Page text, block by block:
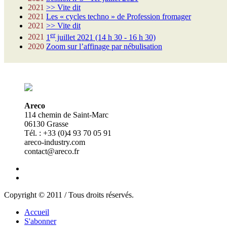
2021 >> Vite dit
2021 Les « cycles techno » de Profession fromager
2021 >> Vite dit
2021 1 erjuillet 2021 (14 h 30 - 16 h 30)
2020 Zoom sur l’affinage par nébulisation
Areco
114 chemin de Saint-Marc
06130 Grasse
Tél. : +33 (0)4 93 70 05 91
areco-industry.com
contact@areco.fr
Copyright © 2011 / Tous droits réservés.
Accueil
S'abonner